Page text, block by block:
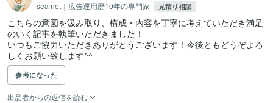
sea net｜広告運用歴10年の専門家 見積り相談
こちらの意図を汲み取り、構成・内容を丁寧に考えていただき満足
のいく記事を執筆いただきました！
いつもご協力いただきありがとうございます！今後ともどうぞよろ
しくお願い致します^^
参考になった
出品者からの返信を読む